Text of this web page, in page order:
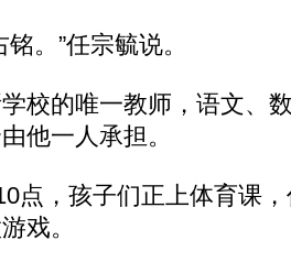
。”任宗毓说。
的唯一教师，语文、
他一人承担。
，孩子们正上体育课，
戏。